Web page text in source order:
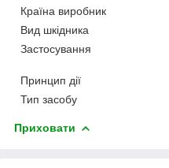
Країна виробник
Вид шкідника
Застосування
Принцип дії
Тип засобу
Приховати